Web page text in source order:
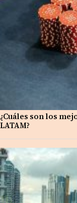
¿Cuáles son los
LATAM?